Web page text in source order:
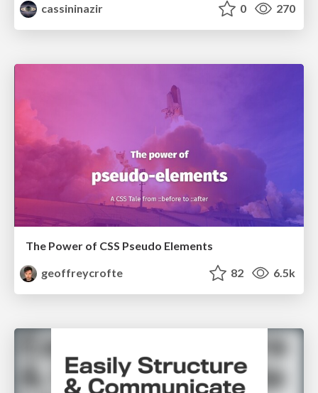
cassininazir
0 270
The Power of CSS Pseudo Elements
geoffreycrofte
82 6.5k